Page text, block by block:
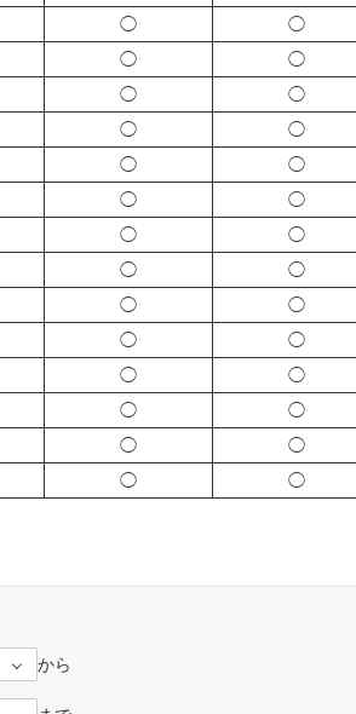
◯
◯
◯
◯
◯
◯
◯
◯
◯
◯
◯
◯
◯
◯
◯
◯
◯
◯
◯
◯
◯
◯
◯
◯
◯
◯
◯
◯
から